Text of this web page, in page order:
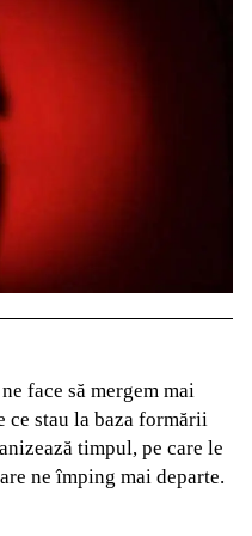
face să mergem mai
ce stau la baza formării
timpul, pe care le
ne împing mai departe.